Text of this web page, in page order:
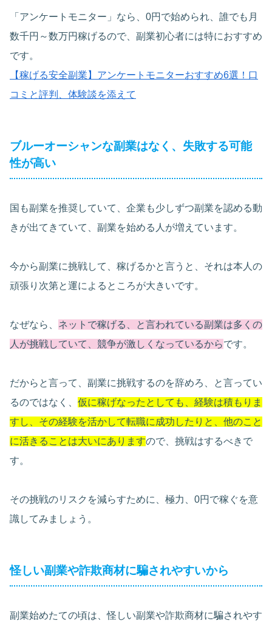
「アンケートモニター」なら、0円で始められ、誰でも月
数千円～数万円稼げるので、副業初心者には特におすすめ
です。
【稼げる安全副業】アンケートモニターおすすめ6選！口
コミと評判、体験談を添えて
ブルーオーシャンな副業はなく、失敗する可能
性が高い
国も副業を推奨していて、企業も少しずつ副業を認める動
きが出てきていて、副業を始める人が増えています。
今から副業に挑戦して、稼げるかと言うと、それは本人の
頑張り次第と運によるところが大きいです。
なぜなら、 ネットで稼げる、と言われている副業は多くの
人が挑戦していて、競争が激しくなっているからです。
だからと言って、副業に挑戦するのを辞めろ、と言ってい
るのではなく、 仮に稼げなったとしても、経験は積もりま
すし、その経験を活かして転職に成功したりと、他のこと
に活きることは大いにありますので、挑戦はするべきで
す。
その挑戦のリスクを減らすために、極力、0円で稼ぐを意
識してみましょう。
怪しい副業や詐欺商材に騙されやすいから
副業始めたての頃は、怪しい副業や詐欺商材に騙されやす